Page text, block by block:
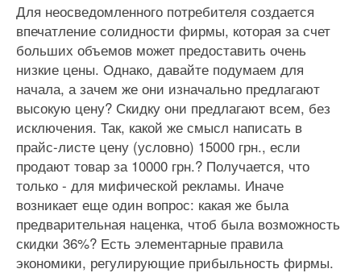
Для неосведомленного потребителя создается
впечатление солидности фирмы, которая за счет
больших объемов может предоставить очень
низкие цены. Однако, давайте подумаем для
начала, а зачем же они изначально предлагают
высокую цену? Скидку они предлагают всем, без
исключения. Так, какой же смысл написать в
прайс-листе цену (условно) 15000 грн., если
продают товар за 10000 грн.? Получается, что
только - для мифической рекламы. Иначе
возникает еще один вопрос: какая же была
предварительная наценка, чтоб была возможность
скидки 36%? Есть элементарные правила
экономики, регулирующие прибыльность фирмы.